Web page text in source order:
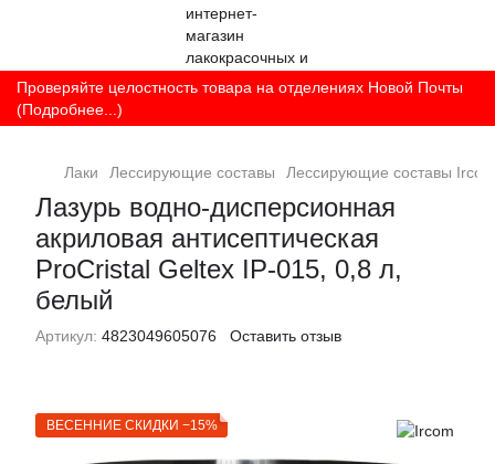
Проверяйте целостность товара на отделениях Новой Почты
(Подробнее...)
Лаки Лессирующие составы Лессирующие составы Ircom
Лазурь водно-дисперсионная
акриловая антисептическая
ProCristal Geltex IР-015, 0,8 л,
белый
Артикул: 4823049605076 Оставить отзыв
ВЕСЕННИЕ СКИДКИ −15%